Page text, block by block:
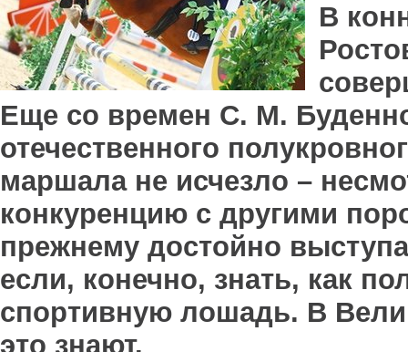
В
Еще со времен С. М.
отечественного
маршала не исчезло –
конкуренцию с другими
прежнему достойно
если, конечно, знать, как
спортивную лошадь. В
это знают.